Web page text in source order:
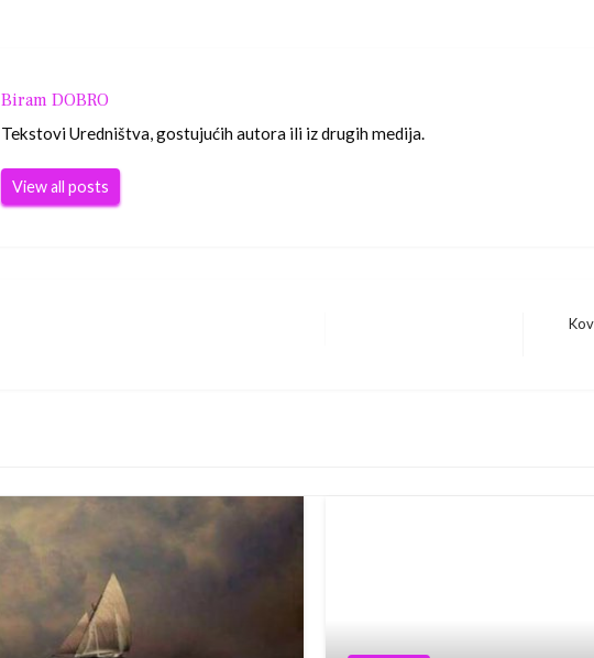
Biram DOBRO
Tekstovi Uredništva, gostujućih autora ili iz drugih medija.
View all posts